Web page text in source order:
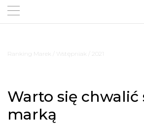
Ranking Marek / Wstępniak / 2021
Warto się chwalić
marką